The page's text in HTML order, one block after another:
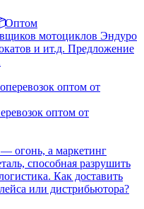
Оптом
мотоциклов Эндуро
и ит.д. Предложение
оптом от
огонь, а маркетинг
способная разрушить
Как доставить
или дистрибьютора?